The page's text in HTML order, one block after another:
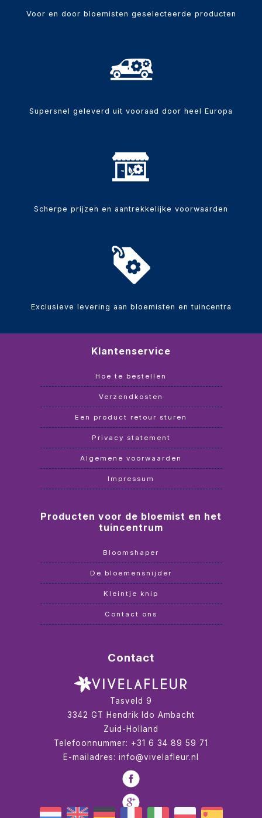
Voor en door bloemisten geselecteerde producten
Supersnel geleverd uit vooraad door heel Europa
Scherpe prijzen en aantrekkelijke voorwaarden
Exclusieve levering aan bloemisten en tuincentra
Klantenservice
Hoe te bestellen
Verzendkosten
Een product retour sturen
Privacy statement
Algemene voorwaarden
Impressum
Producten voor de bloemist en het
tuincentrum
Bloomshaper
De bloemensnijder
Kleintje knip
Contact ons
Contact
Tasveld 9
3342 GT Hendrik Ido Ambacht
Zuid-Holland
Telefoonnummer: +31 6 34 89 59 71
E-mailadres: info@vivelafleur.nl